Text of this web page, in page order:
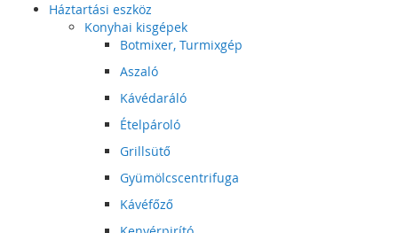
Háztartási eszköz
Konyhai kisgépek
Botmixer, Turmixgép
Aszaló
Kávédaráló
Ételpároló
Grillsütő
Gyümölcscentrifuga
Kávéfőző